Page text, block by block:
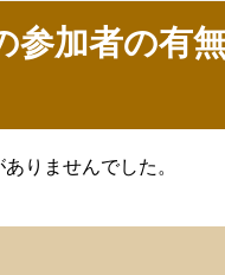
参加者の有
りませんでした。